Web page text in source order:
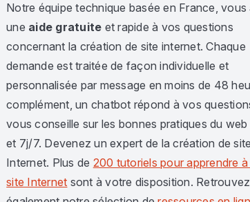
Notre équipe technique basée en France, vous
une aide gratuite et rapide à vos questions
concernant la création de site internet. Chaque
demande est traitée de façon individuelle et
personnalisée par message en moins de 48
complément, un chatbot répond à vos
vous conseille sur les bonnes pratiques du
et 7j/7. Devenez un expert de la création de site
Internet. Plus de 200 tutoriels pour apprendre
site Internet sont à votre disposition. Retrouvez